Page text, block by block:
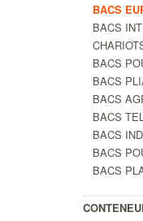
BACS
BACS
BACS
BACS
BACS
BACS
BACS
BACS
BACS